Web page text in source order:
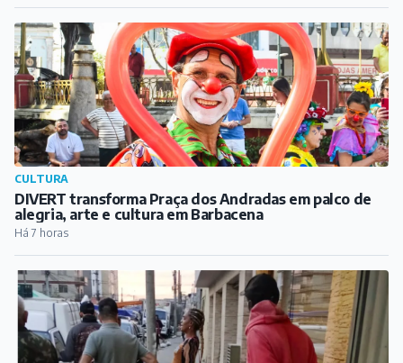
Há 7 horas
CULTURA
Há 7 horas